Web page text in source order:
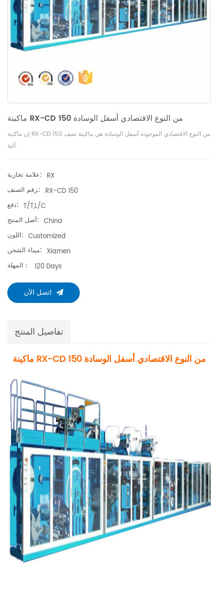
ماكينة RX-CD 150 من النوع الاقتصادي أسفل الوسادة
إن ماكينة RX-CD 150 من النوع الاقتصادي الموجودة أسفل الوسادة هي ماكينة نصف
آلية.
علامة تجارية: RX
رقم الصنف.: RX-CD 150
دفع: T/T,L/C
أصل المنتج: China
اللون: Customized
ميناء الشحن: Xiamen
المهلة：
120 Days
اتصل الآن
تفاصيل المنتج
ماكينة RX-CD 150 من النوع الاقتصادي أسفل الوسادة